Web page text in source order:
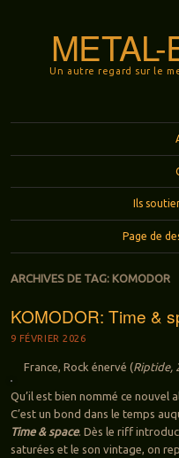
Un autre regard sur le
Ils
Page de
ARCHIVES DE TAG: KOMODOR
KOMODOR: Time &
9 FÉVRIER 2026
France, Rock énervé (Riptide,
Qu’il est bien nommé ce nouvel
C’est un bond dans le temps
Time & space. Dès le riff
saturées et le son vintage, on